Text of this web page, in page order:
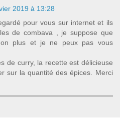
2019 à 13:28
pour vous sur internet et ils
de combava , je suppose que
plus et je ne peux pas vous
de curry, la recette est délicieuse
sur la quantité des épices. Merci